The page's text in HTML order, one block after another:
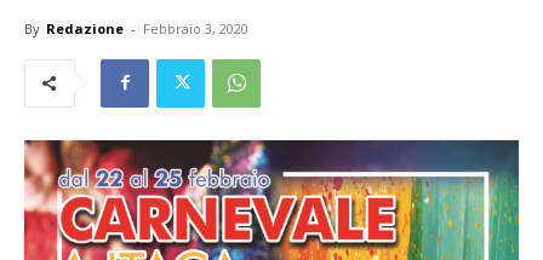
By Redazione - Febbraio 3, 2020